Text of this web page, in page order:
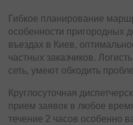
Гибкое планирование
особенности пригородных
въездах в Киев,
частных заказчиков.
сеть, умеют обходить
Круглосуточная
прием заявок в любое
течение 2 часов особенно